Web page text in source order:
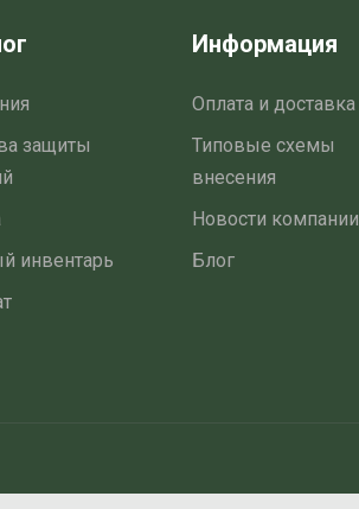
защиты
инвентарь
Информация
Оплата и доставка
Типовые схемы
внесения
Новости компании
Блог